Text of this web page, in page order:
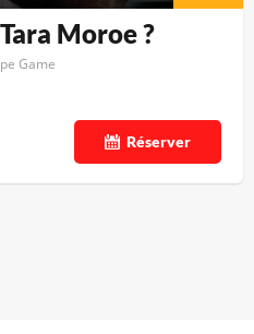
Moroe ?
Game
Réserver